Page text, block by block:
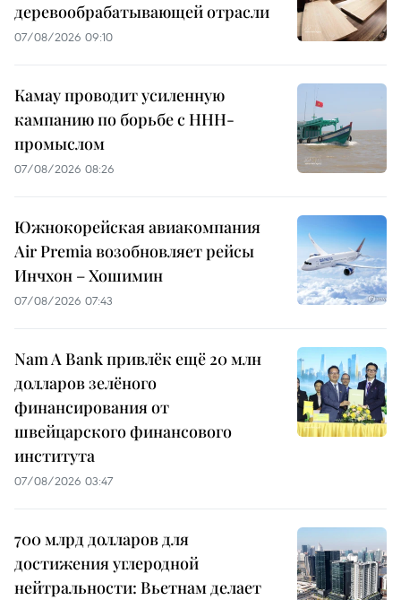
деревообрабатывающей отрасли
07/08/2026 09:10
Камау проводит усиленную
кампанию по борьбе с ННН-
промыслом
07/08/2026 08:26
Южнокорейская авиакомпания
Air Premia возобновляет рейсы
Инчхон – Хошимин
07/08/2026 07:43
Nam A Bank привлёк ещё 20 млн
долларов зелёного
финансирования от
швейцарского финансового
института
07/08/2026 03:47
700 млрд долларов для
достижения углеродной
нейтральности: Вьетнам делает